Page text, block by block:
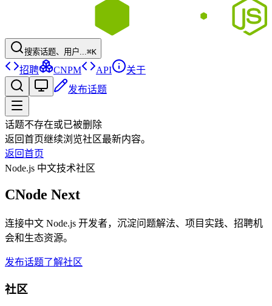
搜索话题、用户...⌘K
招聘 CNPM API
关于
发布话题
话题不存在或已被删除
返回首页继续浏览社区最新内容。
返回首页
Node.js 中文技术社区
CNode Next
连接中文 Node.js 开发者，沉淀问题解法、项目实践、招聘机
会和生态资源。
发布话题了解社区
社区